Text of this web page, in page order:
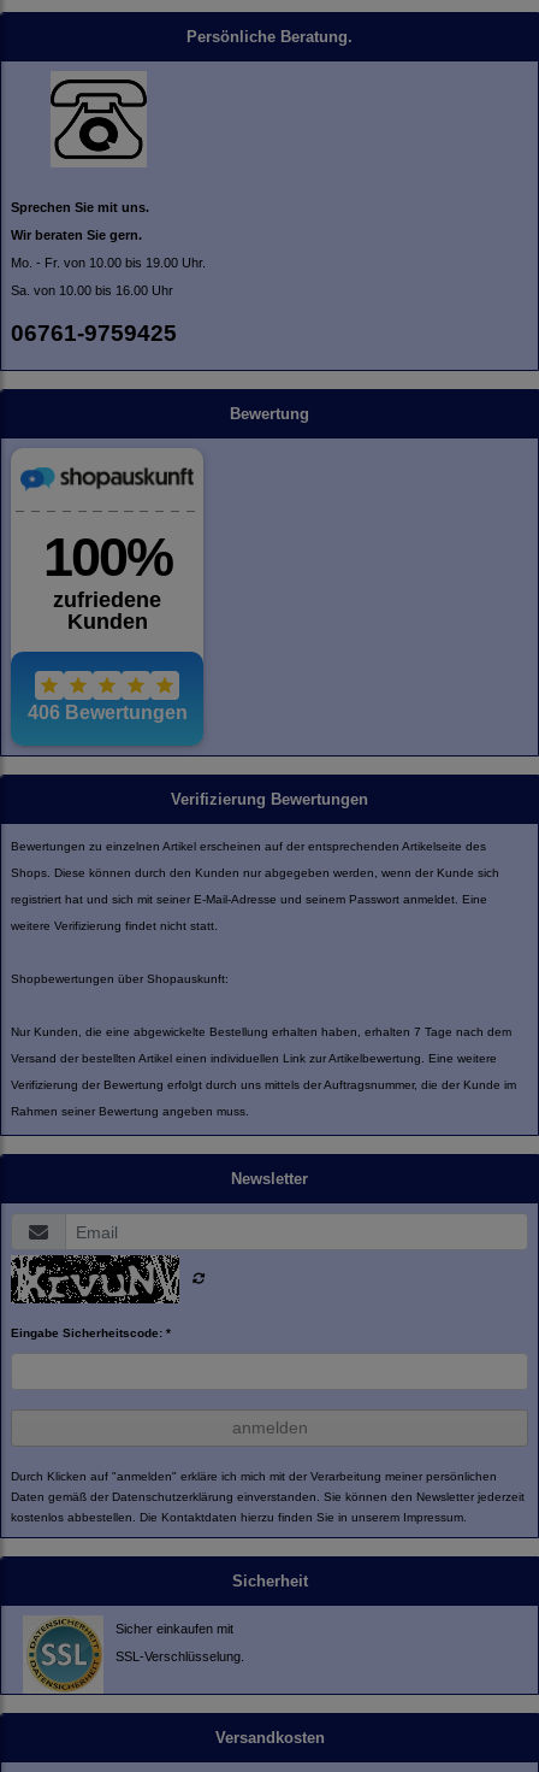
Persönliche Beratung.
Sprechen Sie mit uns.
Wir beraten Sie gern.
Mo. - Fr. von 10.00 bis 19.00 Uhr.
Sa. von 10.00 bis 16.00 Uhr
06761-9759425
Bewertung
Verifizierung Bewertungen
Bewertungen zu einzelnen Artikel erscheinen auf der entsprechenden Artikelseite des
Shops. Diese können durch den Kunden nur abgegeben werden, wenn der Kunde sich
registriert hat und sich mit seiner E-Mail-Adresse und seinem Passwort anmeldet. Eine
weitere Verifizierung findet nicht statt.
Shopbewertungen über Shopauskunft:
Nur Kunden, die eine abgewickelte Bestellung erhalten haben, erhalten 7 Tage nach dem
Versand der bestellten Artikel einen individuellen Link zur Artikelbewertung. Eine weitere
Verifizierung der Bewertung erfolgt durch uns mittels der Auftragsnummer, die der Kunde im
Rahmen seiner Bewertung angeben muss.
Newsletter
Eingabe Sicherheitscode: *
anmelden
Durch Klicken auf "anmelden" erkläre ich mich mit der Verarbeitung meiner persönlichen
Daten gemäß der Datenschutzerklärung einverstanden. Sie können den Newsletter jederzeit
kostenlos abbestellen. Die Kontaktdaten hierzu finden Sie in unserem Impressum.
Sicherheit
Sicher einkaufen mit
SSL-Verschlüsselung.
Versandkosten